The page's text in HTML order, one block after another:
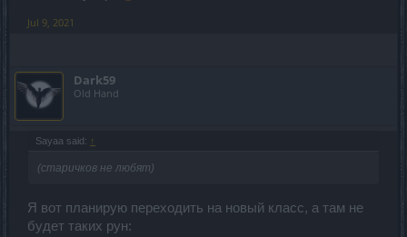
Jul 9, 2021
Dark59
Old Hand
Sayaa said: ↑
(старичков не любят)
Я вот планирую переходить на новый класс, а там не
будет таких рун: